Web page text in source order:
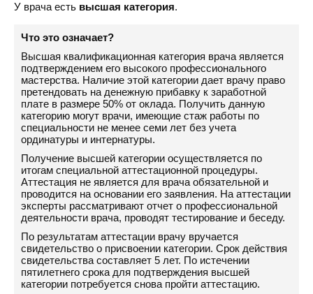
У врача есть высшая категория.
Что это означает?
Высшая квалификационная категория врача является
подтверждением его высокого профессионального
мастерства. Наличие этой категории дает врачу право
претендовать на денежную прибавку к заработной
плате в размере 50% от оклада. Получить данную
категорию могут врачи, имеющие стаж работы по
специальности не менее семи лет без учета
ординатуры и интернатуры.
Получение высшей категории осуществляется по
итогам специальной аттестационной процедуры.
Аттестация не является для врача обязательной и
проводится на основании его заявления. На аттестации
эксперты рассматривают отчет о профессиональной
деятельности врача, проводят тестирование и беседу.
По результатам аттестации врачу вручается
свидетельство о присвоении категории. Срок действия
свидетельства составляет 5 лет. По истечении
пятилетнего срока для подтверждения высшей
категории потребуется снова пройти аттестацию.